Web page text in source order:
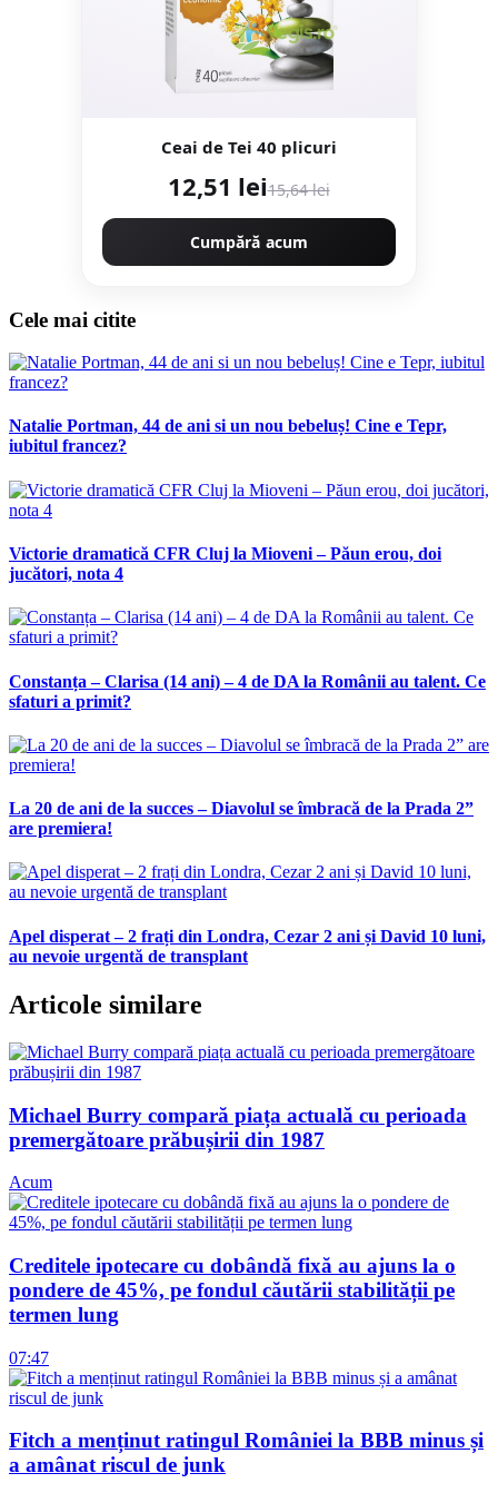
Ceai de Tei 40 plicuri
12,51 lei15,64 lei
Cumpără acum
Cele mai citite
Natalie Portman, 44 de ani si un nou bebeluș! Cine e Tepr,
iubitul francez?
Victorie dramatică CFR Cluj la Mioveni – Păun erou, doi
jucători, nota 4
Constanța – Clarisa (14 ani) – 4 de DA la Românii au talent. Ce
sfaturi a primit?
La 20 de ani de la succes – Diavolul se îmbracă de la Prada 2”
are premiera!
Apel disperat – 2 frați din Londra, Cezar 2 ani și David 10 luni,
au nevoie urgentă de transplant
Articole similare
Michael Burry compară piața actuală cu perioada
premergătoare prăbușirii din 1987
Acum
Creditele ipotecare cu dobândă fixă au ajuns la o
pondere de 45%, pe fondul căutării stabilității pe
termen lung
07:47
Fitch a menținut ratingul României la BBB minus și
a amânat riscul de junk